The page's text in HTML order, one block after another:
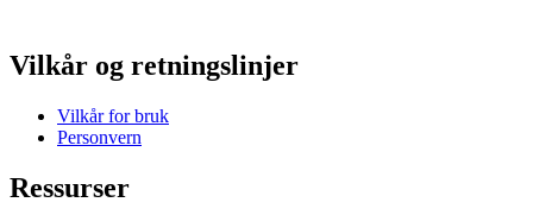
Vilkår og retningslinjer
Vilkår for bruk
Personvern
Ressurser